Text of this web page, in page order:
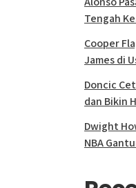
Tengah
Cooper
James di
Doncic
dan Bikin
Dwight
NBA